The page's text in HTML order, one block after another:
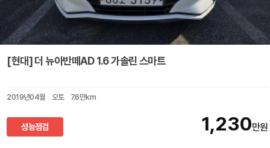
[현대] 더 뉴아반떼AD 1.6 가솔린 스마트
2019년04월 오토 7.6만km
성능점검 1,230만원